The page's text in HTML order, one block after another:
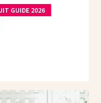
GUIDE 2026